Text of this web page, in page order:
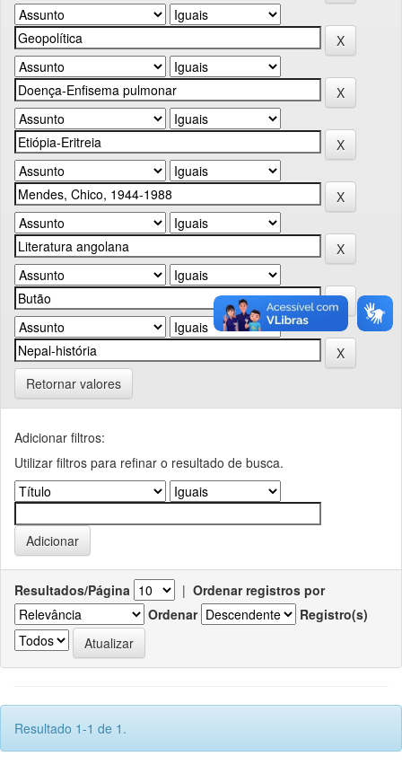
Retornar valores
Adicionar filtros:
Utilizar filtros para refinar o resultado de busca.
Resultados/Página | Ordenar registros por
Ordenar
Registro(s)
Resultado 1-1 de 1.